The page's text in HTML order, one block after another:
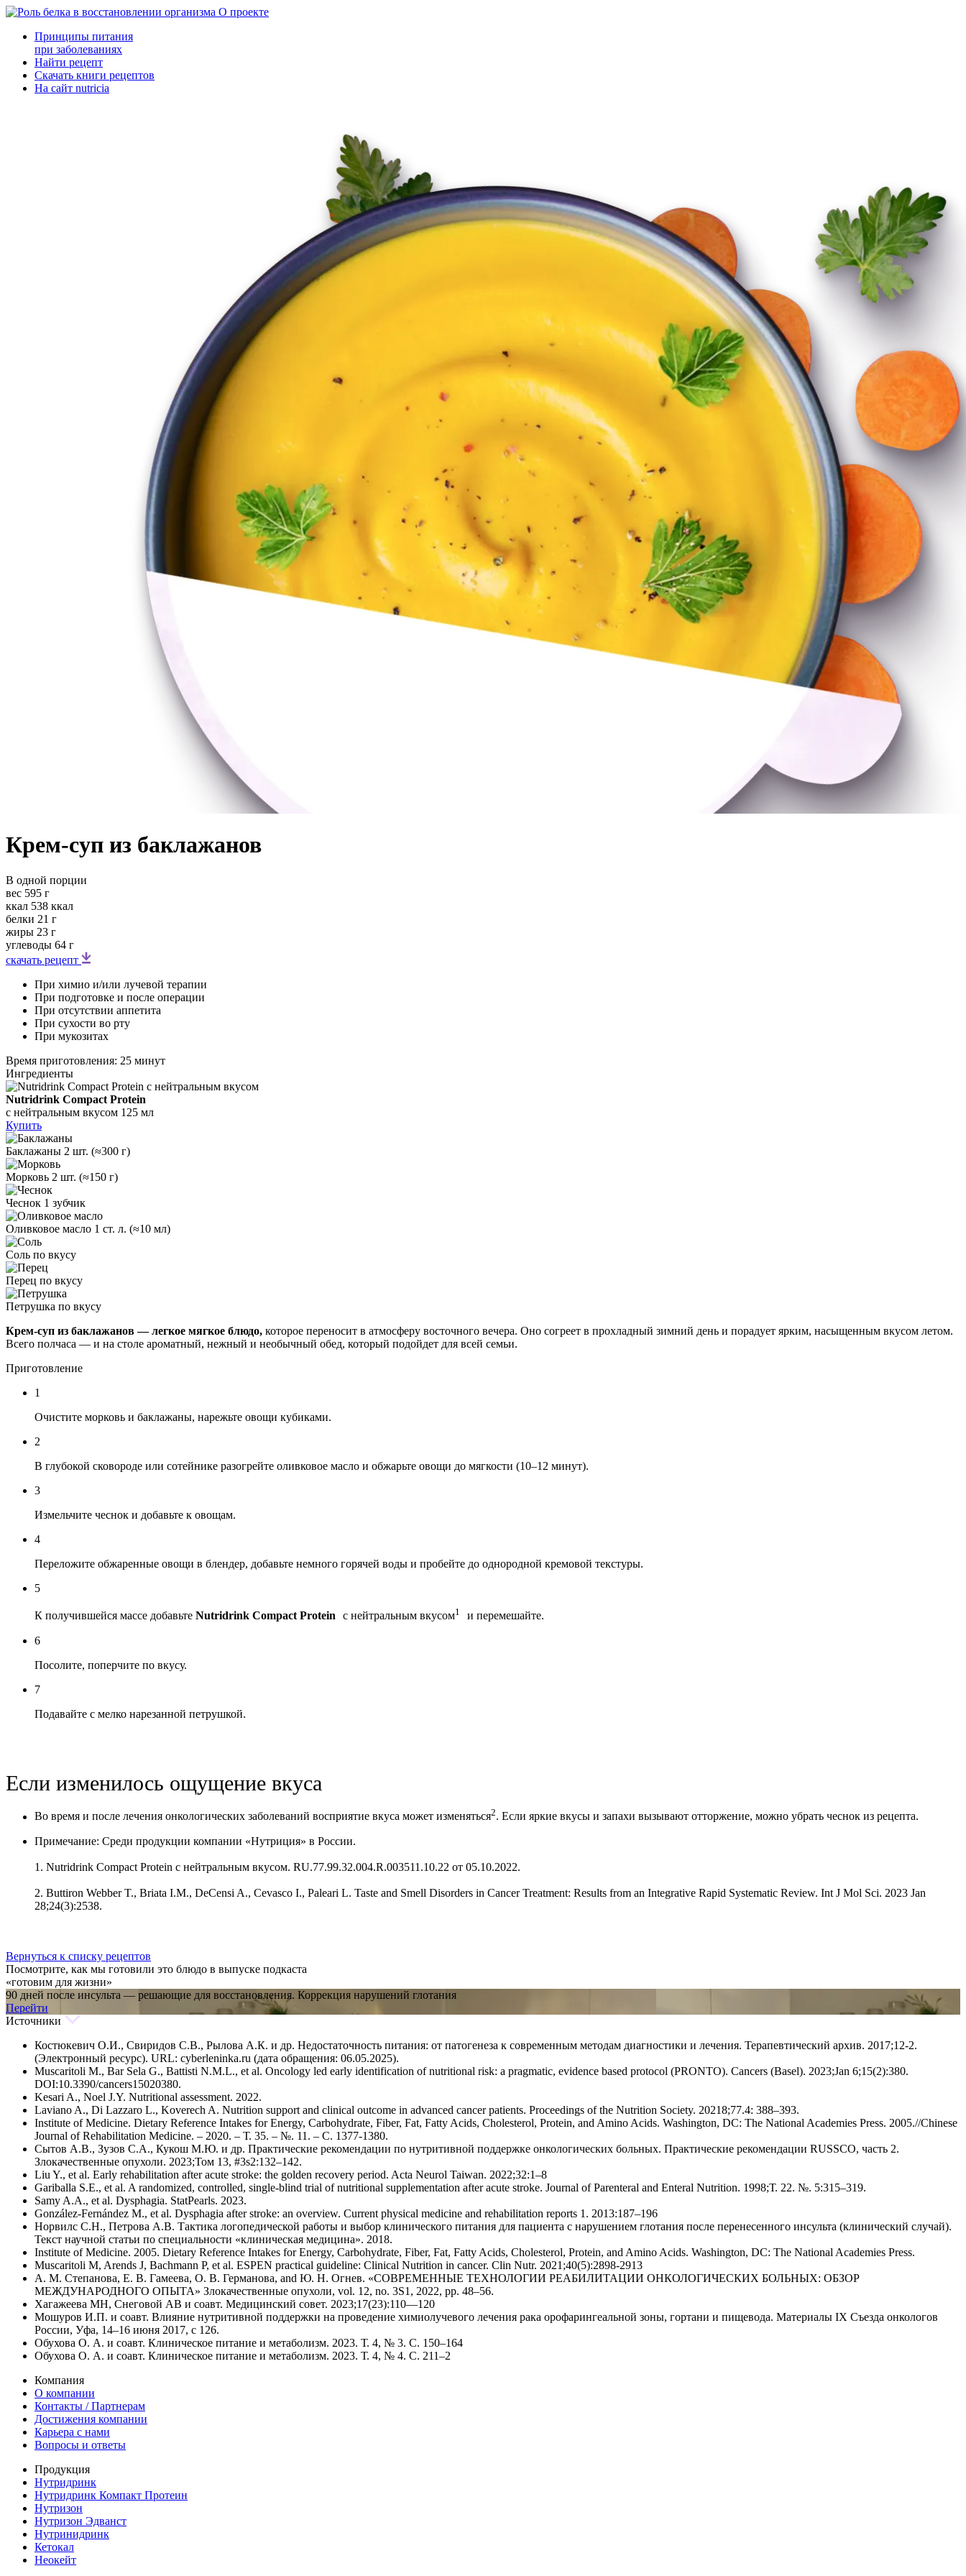
О проекте
Принципы питания
при заболеваниях
Найти рецепт
Скачать книги рецептов
На сайт nutricia
Крем-суп из баклажанов
В одной порции
вес 595 г
ккал 538 ккал
белки 21 г
жиры 23 г
углеводы 64 г
скачать рецепт
При химио и/или лучевой терапии
При подготовке и после операции
При отсутствии аппетита
При сухости во рту
При мукозитах
Время приготовления: 25 минут
Ингредиенты
Nutridrink Compact Protein
с нейтральным вкусом 125 мл
Купить
Баклажаны 2 шт. (≈300 г)
Морковь 2 шт. (≈150 г)
Чеснок 1 зубчик
Оливковое масло 1 ст. л. (≈10 мл)
Соль по вкусу
Перец по вкусу
Петрушка по вкусу
Крем-суп из баклажанов — легкое мягкое блюдо, которое переносит в атмосферу восточного вечера. Оно согреет в прохладный зимний день и порадует ярким, насыщенным вкусом летом.
Всего полчаса — и на столе ароматный, нежный и необычный обед, который подойдет для всей семьи.
Приготовление
1
Очистите морковь и баклажаны, нарежьте овощи кубиками.
2
В глубокой сковороде или сотейнике разогрейте оливковое масло и обжарьте овощи до мягкости (10–12 минут).
3
Измельчите чеснок и добавьте к овощам.
4
Переложите обжаренные овощи в блендер, добавьте немного горячей воды и пробейте до однородной кремовой текстуры.
5
К получившейся массе добавьте Nutridrink Compact Protein с нейтральным вкусом1 и перемешайте.
6
Посолите, поперчите по вкусу.
7
Подавайте с мелко нарезанной петрушкой.
Если изменилось ощущение вкуса
Во время и после лечения онкологических заболеваний восприятие вкуса может изменяться2. Если яркие вкусы и запахи вызывают отторжение, можно убрать чеснок из рецепта.
Примечание: Среди продукции компании «Нутриция» в России.
1. Nutridrink Compact Protein с нейтральным вкусом. RU.77.99.32.004.R.003511.10.22 от 05.10.2022.
2. Buttiron Webber T., Briata I.M., DeCensi A., Cevasco I., Paleari L. Taste and Smell Disorders in Cancer Treatment: Results from an Integrative Rapid Systematic Review. Int J Mol Sci. 2023 Jan
28;24(3):2538.
Вернуться к списку рецептов
Посмотрите, как мы готовили это блюдо в выпуске подкаста
«готовим для жизни»
90 дней после инсульта — решающие для восстановления. Коррекция нарушений глотания
Перейти
Источники
Костюкевич О.И., Свиридов С.В., Рылова А.К. и др. Недостаточность питания: от патогенеза к современным методам диагностики и лечения. Терапевтический архив. 2017;12-2.
(Электронный ресурс). URL: cyberleninka.ru (дата обращения: 06.05.2025).
Muscaritoli M., Bar Sela G., Battisti N.M.L., et al. Oncology led early identification of nutritional risk: a pragmatic, evidence based protocol (PRONTO). Cancers (Basel). 2023;Jan 6;15(2):380.
DOI:10.3390/cancers15020380.
Kesari A., Noel J.Y. Nutritional assessment. 2022.
Laviano A., Di Lazzaro L., Koverech A. Nutrition support and clinical outcome in advanced cancer patients. Proceedings of the Nutrition Society. 20218;77.4: 388–393.
Institute of Medicine. Dietary Reference Intakes for Energy, Carbohydrate, Fiber, Fat, Fatty Acids, Cholesterol, Protein, and Amino Acids. Washington, DC: The National Academies Press. 2005.//Chinese
Journal of Rehabilitation Medicine. – 2020. – Т. 35. – №. 11. – С. 1377-1380.
Сытов А.В., Зузов С.А., Кукош М.Ю. и др. Практические рекомендации по нутритивной поддержке онкологических больных. Практические рекомендации RUSSCO, часть 2.
Злокачественные опухоли. 2023;Том 13, #3s2:132–142.
Liu Y., et al. Early rehabilitation after acute stroke: the golden recovery period. Acta Neurol Taiwan. 2022;32:1–8
Gariballa S.E., et al. A randomized, controlled, single‐blind trial of nutritional supplementation after acute stroke. Journal of Parenteral and Enteral Nutrition. 1998;Т. 22. №. 5:315–319.
Samy A.A., et al. Dysphagia. StatPearls. 2023.
González-Fernández M., et al. Dysphagia after stroke: an overview. Current physical medicine and rehabilitation reports 1. 2013:187–196
Норвилс С.Н., Петрова А.В. Тактика логопедической работы и выбор клинического питания для пациента с нарушением глотания после перенесенного инсульта (клинический случай).
Текст научной статьи по специальности «клиническая медицина». 2018.
Institute of Medicine. 2005. Dietary Reference Intakes for Energy, Carbohydrate, Fiber, Fat, Fatty Acids, Cholesterol, Protein, and Amino Acids. Washington, DC: The National Academies Press.
Muscaritoli M, Arends J, Bachmann P, et al. ESPEN practical guideline: Clinical Nutrition in cancer. Clin Nutr. 2021;40(5):2898-2913
А. М. Степанова, Е. В. Гамеева, О. В. Германова, and Ю. Н. Огнев. «СОВРЕМЕННЫЕ ТЕХНОЛОГИИ РЕАБИЛИТАЦИИ ОНКОЛОГИЧЕСКИХ БОЛЬНЫХ: ОБЗОР
МЕЖДУНАРОДНОГО ОПЫТА» Злокачественные опухоли, vol. 12, no. 3S1, 2022, pp. 48–56.
Хагажеева МН, Снеговой АВ и соавт. Медицинский совет. 2023;17(23):110—120
Мошуров И.П. и соавт. Влияние нутритивной поддержки на проведение химиолучевого лечения рака орофарингеальной зоны, гортани и пищевода. Материалы IX Съезда онкологов
России, Уфа, 14–16 июня 2017, с 126.
Обухова О. А. и соавт. Клиническое питание и метаболизм. 2023. Т. 4, № 3. С. 150–164
Обухова О. А. и соавт. Клиническое питание и метаболизм. 2023. Т. 4, № 4. С. 211–2
Компания
О компании
Контакты / Партнерам
Достижения компании
Карьера c нами
Вопросы и ответы
Продукция
Нутридринк
Нутридринк Компакт Протеин
Нутризон
Нутризон Эдванст
Нутринидринк
Кетокал
Неокейт